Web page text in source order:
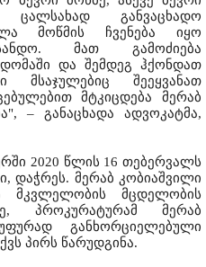
ცალსახად განვაცხადო
მოწმის ჩვენება იყო
მათ გამოძიება
და შემდეგ ჰქონდათ
შეეყვანათ
მტკიცდება მერაბ
– განაცხადა ადვოკატმა,
2020 წლის 16 თებერვალს
დაჭრეს. მერაბ კობიაშვილი
მკვლელობის მცდელობის
პროკურატურამ მერაბ
განხორციელებული
პირს წარუდგინა.